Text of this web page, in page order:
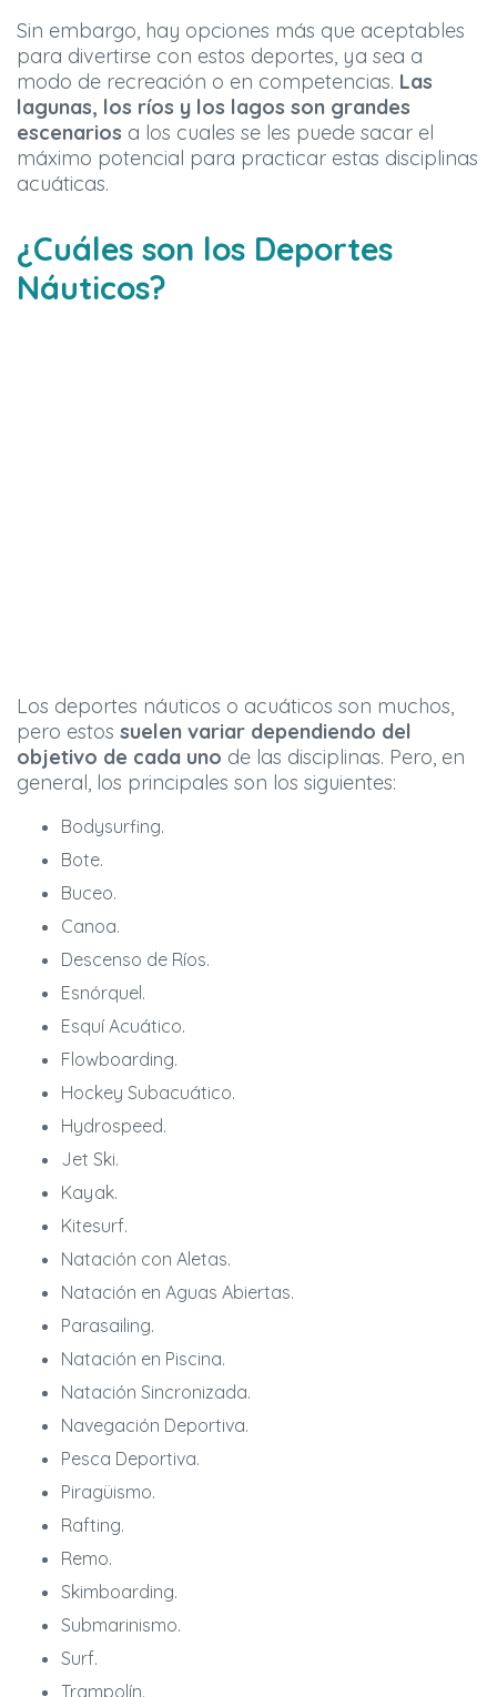
Sin embargo, hay opciones más que aceptables
para divertirse con estos deportes, ya sea a
modo de recreación o en competencias. Las
lagunas, los ríos y los lagos son grandes
escenarios a los cuales se les puede sacar el
máximo potencial para practicar estas disciplinas
acuáticas.
¿Cuáles son los Deportes
Náuticos?
Los deportes náuticos o acuáticos son muchos,
pero estos suelen variar dependiendo del
objetivo de cada uno de las disciplinas. Pero, en
general, los principales son los siguientes:
Bodysurfing.
Bote.
Buceo.
Canoa.
Descenso de Ríos.
Esnórquel.
Esquí Acuático.
Flowboarding.
Hockey Subacuático.
Hydrospeed.
Jet Ski.
Kayak.
Kitesurf.
Natación con Aletas.
Natación en Aguas Abiertas.
Parasailing.
Natación en Piscina.
Natación Sincronizada.
Navegación Deportiva.
Pesca Deportiva.
Piragüismo.
Rafting.
Remo.
Skimboarding.
Submarinismo.
Surf.
Trampolín.